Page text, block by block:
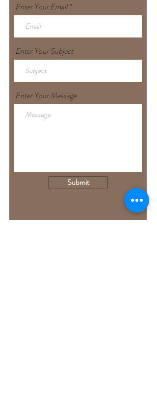
Enter Your Email
Enter Your Subject
Enter Your Message
Submit